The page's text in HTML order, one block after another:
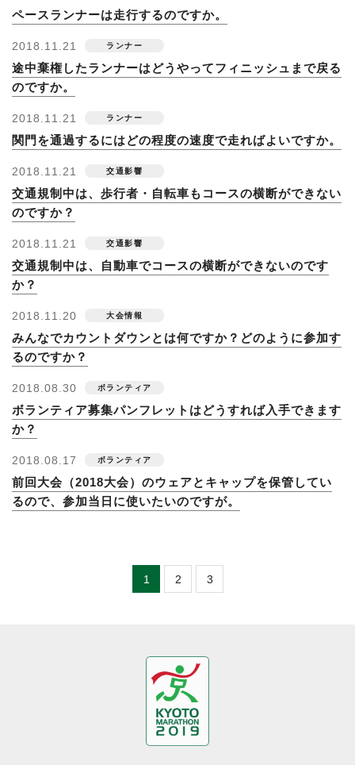
ペースランナーは走行するのですか。
2018.11.21
途中棄権したランナーはどうやってフィニッシュまで戻る
のですか。
2018.11.21
関門を通過するにはどの程度の速度で走ればよいですか。
2018.11.21
交通規制中は、歩行者・自転車もコースの横断ができない
のですか？
2018.11.21
交通規制中は、自動車でコースの横断ができないのです
か？
2018.11.20
みんなでカウントダウンとは何ですか？どのように参加す
るのですか？
2018.08.30
ボランティア募集パンフレットはどうすれば入手できます
か？
2018.08.17
前回大会（2018大会）のウェアとキャップを保管してい
るので、参加当日に使いたいのですが。
1 2 3